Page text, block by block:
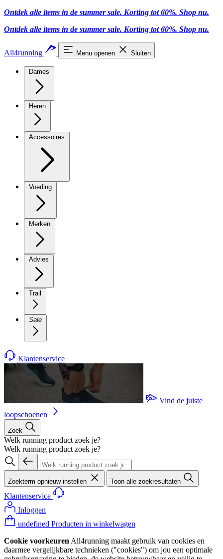
Ontdek alle items in de summer sale. Korting tot 60%. Shop nu.
Ontdek alle items in de summer sale. Korting tot 60%. Shop nu.
All4running Menu openen Sluiten
Dames
Heren
Accessoires
Voeding
Merken
Advies
Trail
Sale
Klantenservice
Vind de juiste
loopschoenen
Zoek
Welk running product zoek je?
Welk running product zoek je?
Zoekterm opnieuw instellen Toon alle zoekresultaten
Klantenservice
Inloggen
undefined Producten in winkelwagen
Cookie voorkeuren All4running maakt gebruik van cookies en
daarmee vergelijkbare technieken ("cookies") om jou een optimale